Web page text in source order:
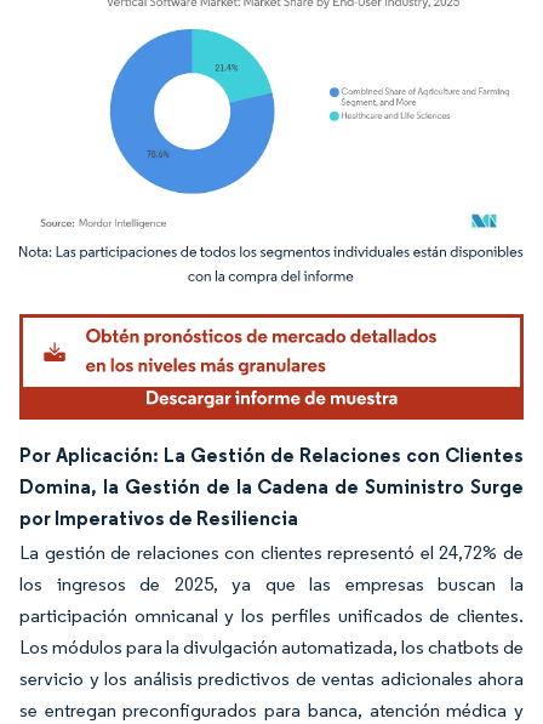
Imagen © Mordor Intelligence. El uso requiere atribución según CC BY 4.0.
Por Aplicación: La Gestión de Relaciones con Clientes
Domina, la Gestión de la Cadena de Suministro Surge
por Imperativos de Resiliencia
La gestión de relaciones con clientes representó el 24,72% de
los ingresos de 2025, ya que las empresas buscan la
participación omnicanal y los perfiles unificados de clientes.
Los módulos para la divulgación automatizada, los chatbots de
servicio y los análisis predictivos de ventas adicionales ahora
se entregan preconfigurados para banca, atención médica y